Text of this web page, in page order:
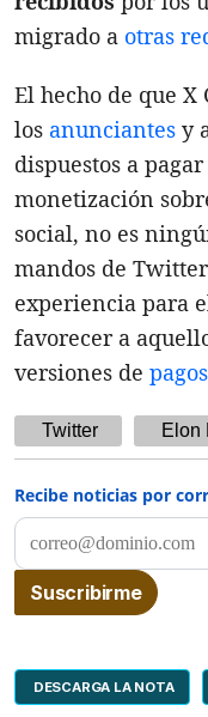
migrado a otras
El hecho de que
los anunciantes y
dispuestos a
monetización
social, no es
mandos de
experiencia para
favorecer a
versiones de pagos
Twitter Elon
Recibe noticias por
DESCARGA LA NOTA